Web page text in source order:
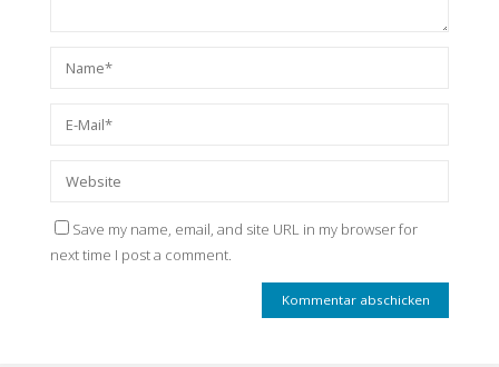
Save my name, email, and site URL in my browser for
next time I post a comment.